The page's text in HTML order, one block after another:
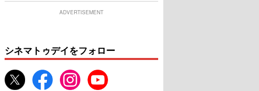
ADVERTISEMENT
シネマトゥデイをフォロー